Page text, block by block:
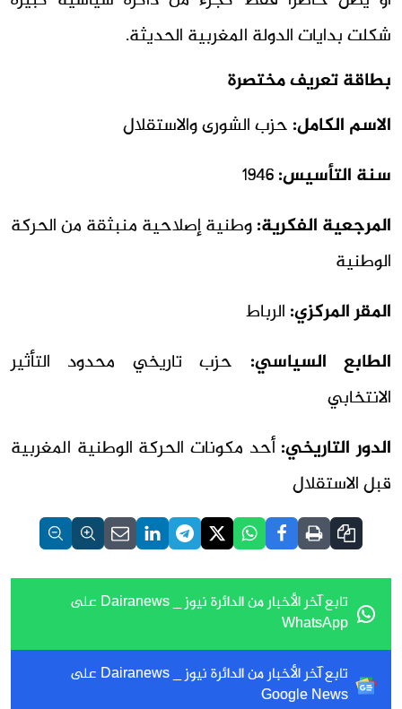
شكلت بدايات الدولة المغربية الحديثة.
بطاقة تعريف مختصرة
الاسم الكامل: حزب الشورى والاستقلال
سنة التأسيس:
المرجعية الفكرية:وطنية إصلاحية منبثقة من الحركة
الوطنية
المقر المركزي: الرباط
الطابع السياسي: حزب تاريخي محدود التأثير
الانتخابي
الدور التاريخي: أحد مكونات الحركة الوطنية المغربية
قبل الاستقلال
تابع آخر الأخبار من الدائرة نيوز _ Dairanews على
WhatsApp
تابع آخر الأخبار من الدائرة نيوز _ Dairanews على
Google News